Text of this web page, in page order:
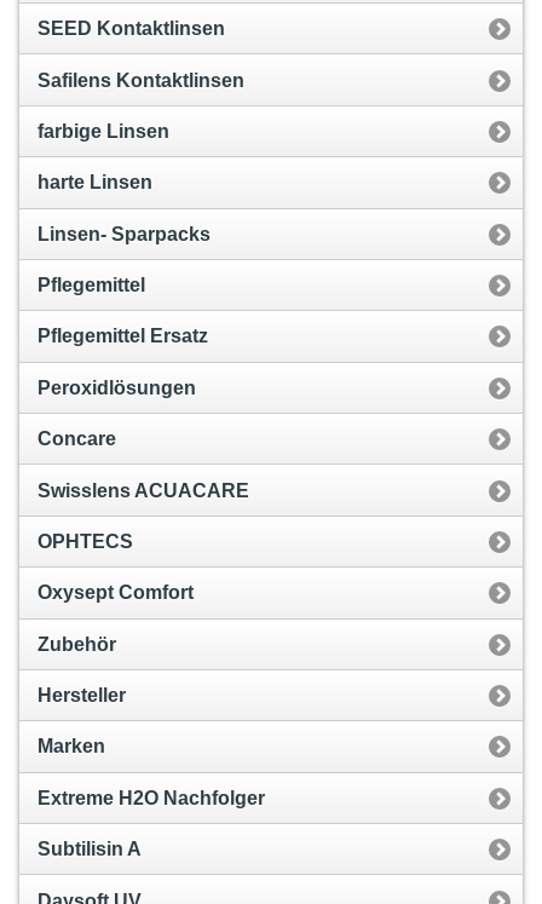
SEED Kontaktlinsen
Safilens Kontaktlinsen
farbige Linsen
harte Linsen
Linsen- Sparpacks
Pflegemittel
Pflegemittel Ersatz
Peroxidlösungen
Concare
Swisslens ACUACARE
OPHTECS
Oxysept Comfort
Zubehör
Hersteller
Marken
Extreme H2O Nachfolger
Subtilisin A